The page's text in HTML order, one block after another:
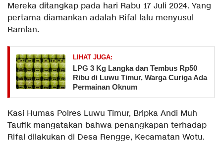
Mereka ditangkap pada hari Rabu 17 Juli 2024. Yang
pertama diamankan adalah Rifal lalu menyusul
Ramlan.
LIHAT JUGA:
LPG 3 Kg Langka dan Tembus Rp50
Ribu di Luwu Timur, Warga Curiga Ada
Permainan Oknum
Kasi Humas Polres Luwu Timur, Bripka Andi Muh
Taufik mangatakan bahwa penangkapan terhadap
Rifal dilakukan di Desa Rengge, Kecamatan Wotu.